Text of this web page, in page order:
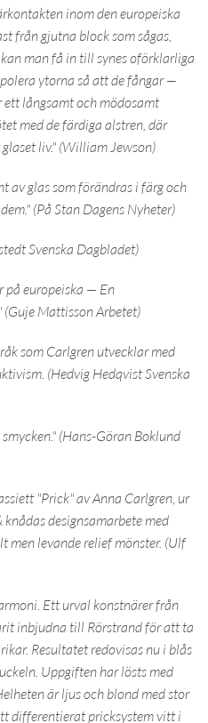
inom den europeiska
från gjutna block som sågas,
man få in till synes oförklarliga
ytorna så att de fångar —
långsamt och mödosamt
med de färdiga alstren, där
liv." (William Jewson)
av glas som förändras i färg och
(På Stan Dagens Nyheter)
Svenska Dagbladet)
på europeiska — En
(Guje Mattisson Arbetet)
som Carlgren utvecklar med
(Hedvig Hedqvist Svenska
(Hans-Göran Boklund
"Prick" av Anna Carlgren, ur
designsamarbete med
men levande relief mönster. (Ulf
Ett urval konstnärer från
inbjudna till Rörstrand för att ta
Resultatet redovisas nu i blås
Uppgiften har lösts med
är ljus och blond med stor
differentierat pricksystem vitt i